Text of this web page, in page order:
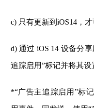
c) 只有更新到iOS14，
d) 通过 iOS 14 设备分
追踪启用”标记并将其设
*“广告主追踪启用”标